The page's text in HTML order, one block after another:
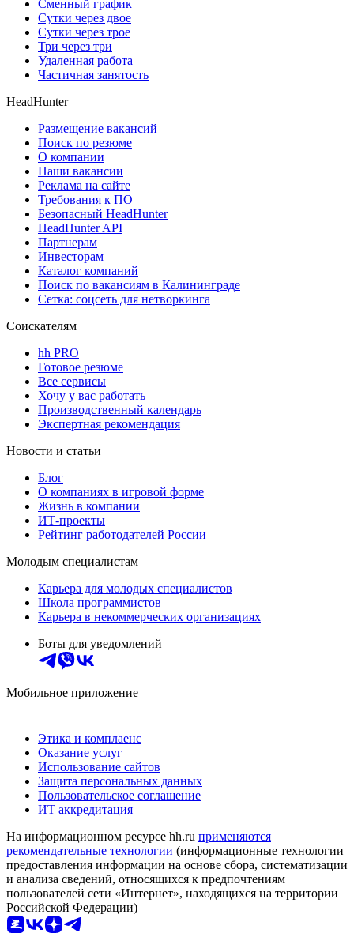
Сменный график
Сутки через двое
Сутки через трое
Три через три
Удаленная работа
Частичная занятость
HeadHunter
Размещение вакансий
Поиск по резюме
О компании
Наши вакансии
Реклама на сайте
Требования к ПО
Безопасный HeadHunter
HeadHunter API
Партнерам
Инвесторам
Каталог компаний
Поиск по вакансиям в Калининграде
Сетка: соцсеть для нетворкинга
Соискателям
hh PRO
Готовое резюме
Все сервисы
Хочу у вас работать
Производственный календарь
Экспертная рекомендация
Новости и статьи
Блог
О компаниях в игровой форме
Жизнь в компании
ИТ-проекты
Рейтинг работодателей России
Молодым специалистам
Карьера для молодых специалистов
Школа программистов
Карьера в некоммерческих организациях
Боты для уведомлений
Мобильное приложение
Этика и комплаенс
Оказание услуг
Использование сайтов
Защита персональных данных
Пользовательское соглашение
ИТ аккредитация
На информационном ресурсе hh.ru применяются
рекомендательные технологии (информационные технологии
предоставления информации на основе сбора, систематизации
и анализа сведений, относящихся к предпочтениям
пользователей сети «Интернет», находящихся на территории
Российской Федерации)